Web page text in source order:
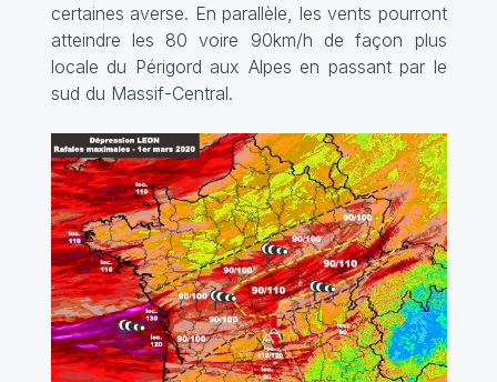
certaines averse. En parallèle, les vents pourront
atteindre les 80 voire 90km/h de façon plus
locale du Périgord aux Alpes en passant par le
sud du Massif-Central.